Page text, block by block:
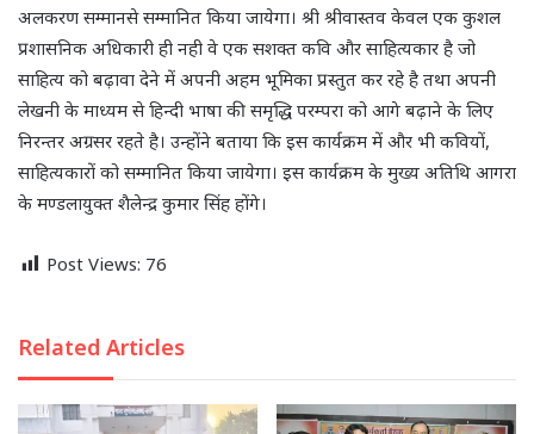
अलकरण सम्मानसे सम्मानित किया जायेगा। श्री श्रीवास्तव केवल एक कुशल
प्रशासनिक अधिकारी ही नही वे एक सशक्त कवि और साहित्यकार है जो
साहित्य को बढ़ावा देने में अपनी अहम भूमिका प्रस्तुत कर रहे है तथा अपनी
लेखनी के माध्यम से हिन्दी भाषा की समृद्धि परम्परा को आगे बढ़ाने के लिए
निरन्तर अग्रसर रहते है। उन्होंने बताया कि इस कार्यक्रम में और भी कवियों,
साहित्यकारों को सम्मानित किया जायेगा। इस कार्यक्रम के मुख्य अतिथि आगरा
के मण्डलायुक्त शैलेन्द्र कुमार सिंह होंगे।
Post Views: 76
Related Articles